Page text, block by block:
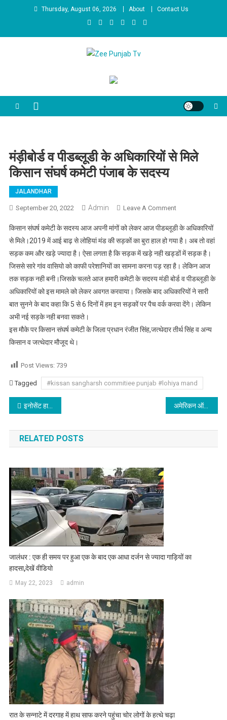
Skip to contentThursday, August 06, 2026 About Contact Us
Zee Punjab Tv
मंड़ीबोर्ड व पीडब्लूडी के अधिकारियों से मिले
किसान संघर्ष कमेटी पंजाब के सदस्य
JALANDHAR
September 20, 2022 Admin Leave A CommentOn मंड़ीबोर्ड व
अधिकारियों से
मिले किसान संघर्ष
कमेटी पंजाब के
सदस्य
किसान संघर्ष कमेटी के सदस्य आज अपनी मांगों को लेकर आज पीडब्लूडी के अधिकारियों
से मिले।2019 में आई बाढ़ से लोहियां मंड की सड़कों का बुरा हाल हो गया है। अब तो वहां
सड़क कम और खड़े ज्यादा है। ऐसा लगता है कि सड़क में खड़े नही खड्डों में सड़क है।
जिससे सारे गांव वासियो को काफी परेशानियों का सामना करना पड़ रहा है। लेकिन आज
तक सड़क नही बनी।जिसके चलते आज हमारी कमेटी के सदस्य मंडी बोर्ड व पीडब्लूडी के
अधिकारियों को इस मामले को लेकर अवगत करवाया। जिसके बाद अधिकारियों ने सारी
बात सुनने के बाद कहा कि 5 से 6 दिनों में हम इन सड़कों पर पैच वर्क करवा देंगे। लेकिन
अभी नई सड़के नही बनवा सकते।
इस मौके पर किसान संघर्ष कमेटी के जिला प्रधान रंजीत सिंह,जत्थेदार तीर्थ सिंह व अन्य
किसान व जत्थेदार मौजूद थे।
Post Views: 739
Tagged #kissan sangharsh commitiee punjab #lohiya mand
Post navigation
इनोसेंट हार्ट्स के विद्यार्थियों ने स्वच्छ, स्वस्थ, सशक्त भारत के तहत स्वच्छता की शपथ अमेरिकन ऑन्कोलॉजी इंस्टीट्यूट (एओआई) ने चलाया प्रोस्टेट कैंसर जागरूकता अभियान
RELATED POSTS
जालंधर : एक ही समय पर हुआ एक के बाद एक आधा दर्जन से ज्यादा गाड़ियों का
हादसा,देखें वीडियो
May 22, 2023 admin
रात के सन्नाटे में दरगाह में हाथ साफ करने पहुंचा चोर लोगों के हत्थे चढ़ा